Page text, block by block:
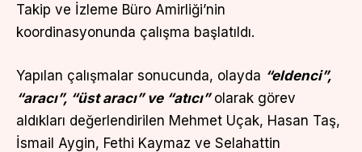
Takip ve İzleme Büro Amirliği’nin
koordinasyonunda çalışma başlatıldı.
Yapılan çalışmalar sonucunda, olayda “eldenci”,
“aracı”, “üst aracı” ve “atıcı”olarak görev
aldıkları değerlendirilen Mehmet Uçak, Hasan Taş,
İsmail Aygin, Fethi Kaymaz ve Selahattin